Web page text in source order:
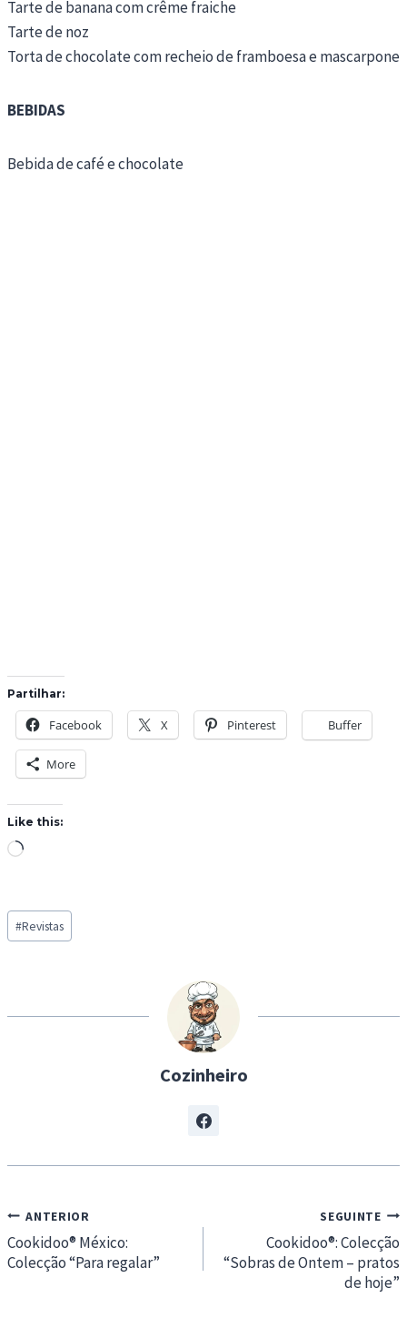
Tarte de banana com crême fraiche
Tarte de noz
Torta de chocolate com recheio de framboesa e mascarpone
BEBIDAS
Bebida de café e chocolate
Partilhar:
Facebook X Pinterest Buffer
More
Like this:
L
d
i
…
Post
Tags:
#Revistas
Cozinheiro
Navegação
de
artigos
ANTERIOR
Cookidoo® México:
Colecção “Para regalar”
SEGUINTE
Cookidoo®: Colecção
“Sobras de Ontem – pratos
de hoje”